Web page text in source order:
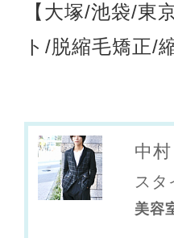
【大塚/池袋/
ト/脱縮毛矯正/
中
スタ
美容